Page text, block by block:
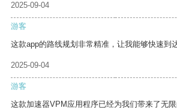
2025-09-04
游客
这款app的路线规划非常精准，让我能够快速到
2025-09-04
游客
这款加速器VPM应用程序已经为我们带来了无限